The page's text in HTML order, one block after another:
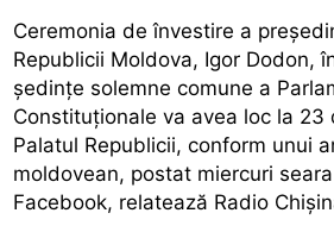
Ceremonia de învestire a
Republicii Moldova, Igor Dodon,
ședințe solemne comune a
Constituționale va avea loc la 23
Palatul Republicii, conform unui
moldovean, postat miercuri
Facebook, relatează Radio